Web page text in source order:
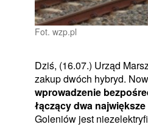
Fot. wzp.pl
Dziś, (16.07.) Urząd
zakup dwóch hybryd.
wprowadzenie
łączący dwa
Goleniów jest